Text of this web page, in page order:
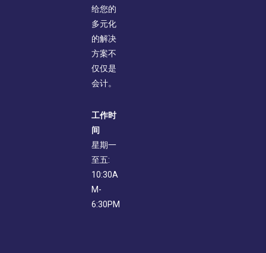
给您的
多元化
的解决
方案不
仅仅是
会计。
工作时
间
星期一
至五:
10:30A
M-
6:30PM